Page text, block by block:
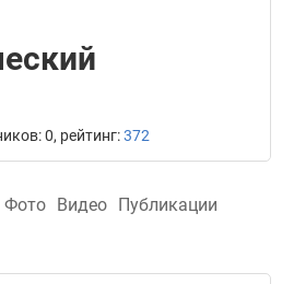
0, рейтинг:372
Фото Видео Публикации